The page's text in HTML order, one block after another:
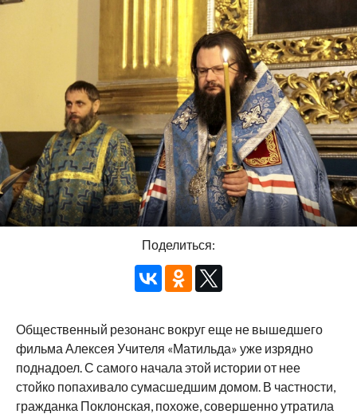
Поделиться:
Общественный резонанс вокруг еще не вышедшего
фильма Алексея Учителя «Матильда» уже изрядно
поднадоел. С самого начала этой истории от нее
стойко попахивало сумасшедшим домом. В частности,
гражданка Поклонская, похоже, совершенно утратила